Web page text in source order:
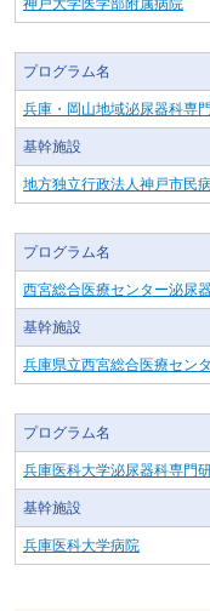
神戸大学医学部附属病院
プログラム名
兵庫・岡山地域泌尿器科専
基幹施設
地方独立行政法人神戸市民
プログラム名
西宮総合医療センター泌尿
基幹施設
兵庫県立西宮総合医療セン
プログラム名
兵庫医科大学泌尿器科専門
基幹施設
兵庫医科大学病院